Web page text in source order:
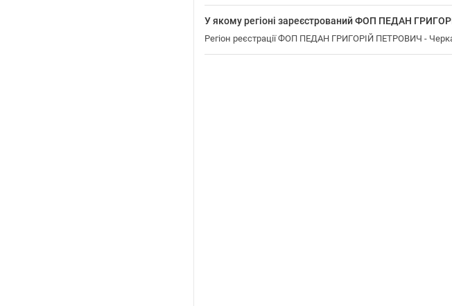
У якому регіоні зареєстрований ФОП ПЕДАН
Регіон реєстрації ФОП ПЕДАН ГРИГОРІЙ ПЕТРОВИЧ -